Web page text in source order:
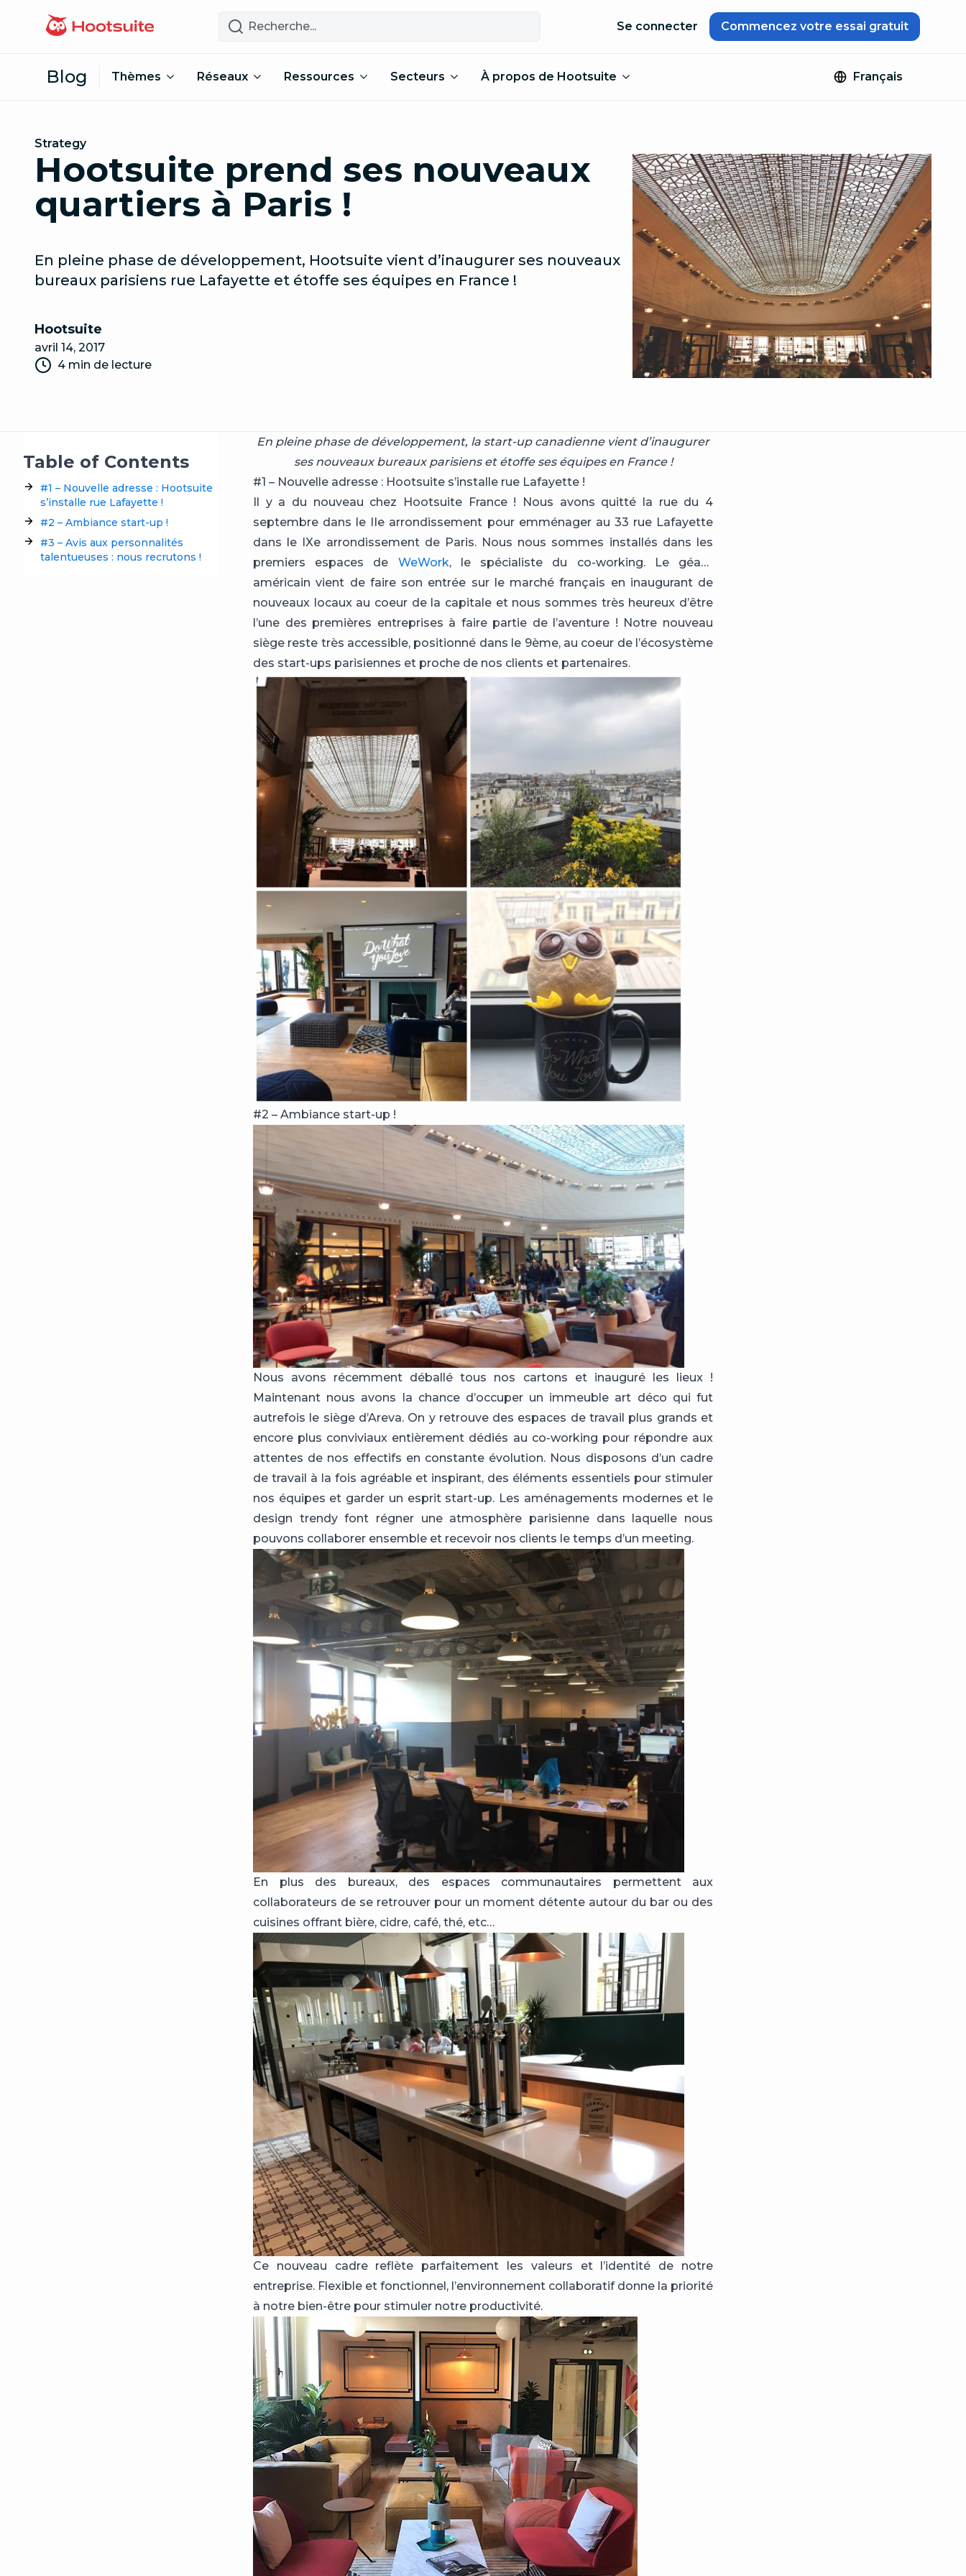
Recherche
Se connecter Commencez votre essai gratuit
Blog Thèmes Réseaux Ressources Secteurs À propos de Hootsuite Français
Strategy
Hootsuite prend ses nouveaux
quartiers à Paris !
En pleine phase de développement, Hootsuite vient d’inaugurer ses nouveaux
bureaux parisiens rue Lafayette et étoffe ses équipes en France !
Hootsuite
avril 14, 2017
4 min de lecture
Table of Contents
#1 – Nouvelle adresse : Hootsuite
s’installe rue Lafayette !
#2 – Ambiance start-up !
#3 – Avis aux personnalités
talentueuses : nous recrutons !
En pleine phase de développement, la start-up canadienne vient d’inaugurer
ses nouveaux bureaux parisiens et étoffe ses équipes en France !
#1 – Nouvelle adresse : Hootsuite s’installe rue Lafayette !
Il y a du nouveau chez Hootsuite France ! Nous avons quitté la rue du 4
septembre dans le IIe arrondissement pour emménager au 33 rue Lafayette
dans le IXe arrondissement de Paris. Nous nous sommes installés dans les
premiers espaces de WeWork, le spécialiste du co-working. Le géant
américain vient de faire son entrée sur le marché français en inaugurant de
nouveaux locaux au coeur de la capitale et nous sommes très heureux d’être
l’une des premières entreprises à faire partie de l’aventure ! Notre nouveau
siège reste très accessible, positionné dans le 9ème, au coeur de l’écosystème
des start-ups parisiennes et proche de nos clients et partenaires.
#2 – Ambiance start-up !
Nous avons récemment déballé tous nos cartons et inauguré les lieux !
Maintenant nous avons la chance d’occuper un immeuble art déco qui fut
autrefois le siège d’Areva. On y retrouve des espaces de travail plus grands et
encore plus conviviaux entièrement dédiés au co-working pour répondre aux
attentes de nos effectifs en constante évolution. Nous disposons d’un cadre
de travail à la fois agréable et inspirant, des éléments essentiels pour stimuler
nos équipes et garder un esprit start-up. Les aménagements modernes et le
design trendy font régner une atmosphère parisienne dans laquelle nous
pouvons collaborer ensemble et recevoir nos clients le temps d’un meeting.
En plus des bureaux, des espaces communautaires permettent aux
collaborateurs de se retrouver pour un moment détente autour du bar ou des
cuisines offrant bière, cidre, café, thé, etc…
Ce nouveau cadre reflète parfaitement les valeurs et l’identité de notre
entreprise. Flexible et fonctionnel, l’environnement collaboratif donne la priorité
à notre bien-être pour stimuler notre productivité.